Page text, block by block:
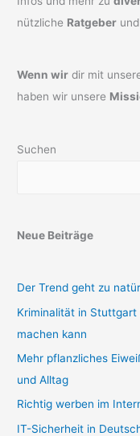
nützliche Ratgeber
Wenn wir dir mit
haben wir unsere
Suchen
Neue Beiträge
Der Trend geht zu
Kriminalität in
machen kann
Mehr pflanzliches
und Alltag
Richtig werben im
IT-Sicherheit in